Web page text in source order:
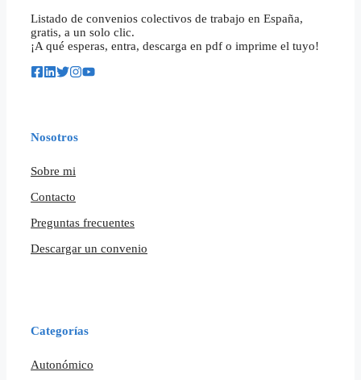
Listado de convenios colectivos de trabajo en España,
gratis, a un solo clic.
¡A qué esperas, entra, descarga en pdf o imprime el tuyo!
Nosotros
Sobre mi
Contacto
Preguntas frecuentes
Descargar un convenio
Categorías
Autonómico